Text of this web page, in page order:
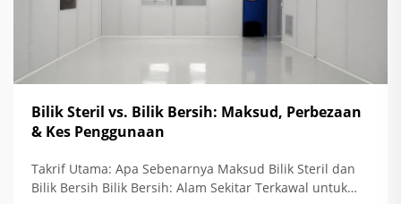
Bilik Steril vs. Bilik Bersih: Maksud, Perbezaan
& Kes Penggunaan
Takrif Utama: Apa Sebenarnya Maksud Bilik Steril dan
Bilik Bersih Bilik Bersih: Alam Sekitar Terkawal untuk